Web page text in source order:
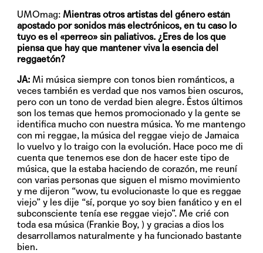
UMOmag: Mientras otros artistas del género están
apostado por sonidos más electrónicos, en tu caso lo
tuyo es el «perreo» sin paliativos. ¿Eres de los que
piensa que hay que mantener viva la esencia del
reggaetón?
JA: Mi música siempre con tonos bien románticos, a
veces también es verdad que nos vamos bien oscuros,
pero con un tono de verdad bien alegre. Éstos últimos
son los temas que hemos promocionado y la gente se
identifica mucho con nuestra música. Yo me mantengo
con mi reggae, la música del reggae viejo de Jamaica
lo vuelvo y lo traigo con la evolución. Hace poco me di
cuenta que tenemos ese don de hacer este tipo de
música, que la estaba haciendo de corazón, me reuní
con varias personas que siguen el mismo movimiento
y me dijeron “wow, tu evolucionaste lo que es reggae
viejo” y les dije “sí, porque yo soy bien fanático y en el
subconsciente tenía ese reggae viejo”. Me crié con
toda esa música (Frankie Boy, ) y gracias a dios los
desarrollamos naturalmente y ha funcionado bastante
bien.